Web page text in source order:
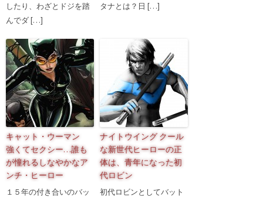
したり、わざとドジを踏
んでダ […]
タナとは？日 […]
キャット・ウーマン
強くてセクシー…誰も
が憧れるしなやかなア
ンチ・ヒーロー
１５年の付き合いのバッ
ナイトウイング クール
な新世代ヒーローの正
体は、青年になった初
代ロビン
初代ロビンとしてバット